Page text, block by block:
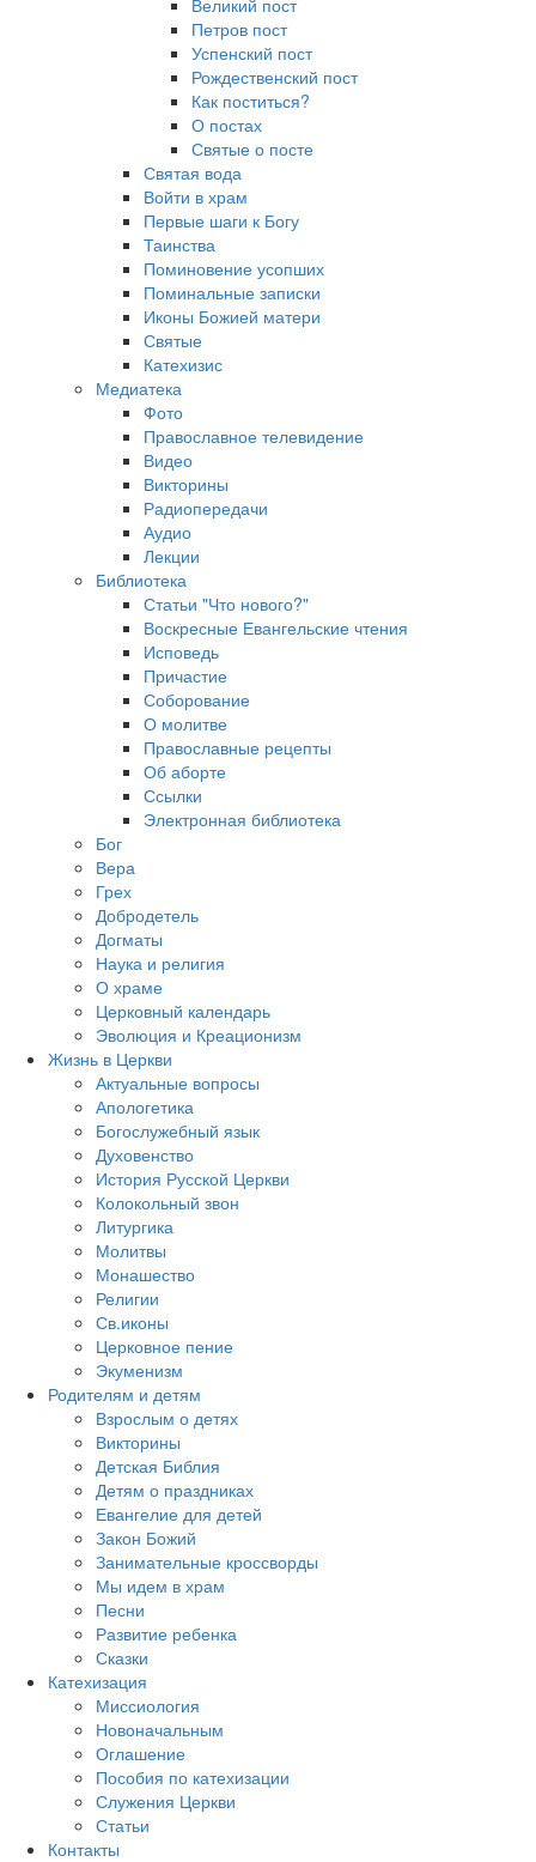
Великий пост
Петров пост
Успенский пост
Рождественский пост
Как поститься?
О постах
Святые о посте
Святая вода
Войти в храм
Первые шаги к Богу
Таинства
Поминовение усопших
Поминальные записки
Иконы Божией матери
Святые
Катехизис
Медиатека
Фото
Православное телевидение
Видео
Викторины
Радиопередачи
Аудио
Лекции
Библиотека
Статьи "Что нового?"
Воскресные Евангельские чтения
Исповедь
Причастие
Соборование
О молитве
Православные рецепты
Об аборте
Ссылки
Электронная библиотека
Бог
Вера
Грех
Добродетель
Догматы
Наука и религия
О храме
Церковный календарь
Эволюция и Креационизм
Жизнь в Церкви
Актуальные вопросы
Апологетика
Богослужебный язык
Духовенство
История Русской Церкви
Колокольный звон
Литургика
Молитвы
Монашество
Религии
Св.иконы
Церковное пение
Экуменизм
Родителям и детям
Взрослым о детях
Викторины
Детская Библия
Детям о праздниках
Евангелие для детей
Закон Божий
Занимательные кроссворды
Мы идем в храм
Песни
Развитие ребенка
Сказки
Катехизация
Миссиология
Новоначальным
Оглашение
Пособия по катехизации
Служения Церкви
Статьи
Контакты